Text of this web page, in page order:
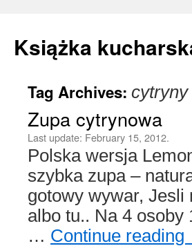
Książka
Skip
content
Tag Archives: cytryny
Zupa cytrynowa
Last update: February 15, 2012.
Polska wersja
szybka zupa –
gotowy wywar, Jesli
albo tu.. Na 4 osoby
… Continue reading